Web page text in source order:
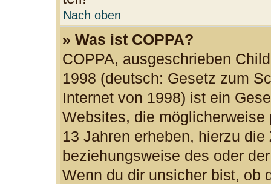
Nach oben
» Was ist COPPA?
COPPA, ausgeschrieben
1998 (deutsch: Gesetz zum
Internet von 1998) ist ein
Websites, die
13 Jahren erheben, hierzu
beziehungsweise des oder
Wenn du dir unsicher bist, ob